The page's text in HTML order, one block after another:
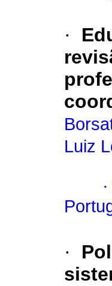
·
Luiz
·
·